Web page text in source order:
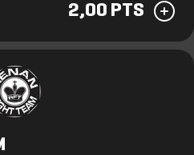
2,00 PTS